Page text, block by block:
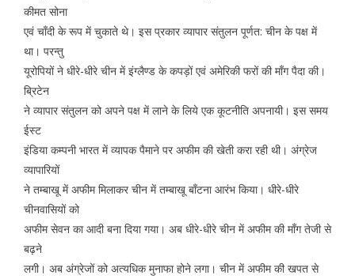
कीमत सोना
एवं चाँदी के रूप में चुकाते थे। इस प्रकार व्यापार संतुलन पूर्णत: चीन के पक्ष में
था। परन्तु
यूरोपियों ने धीरे-धीरे चीन में इंग्लैण्ड के कपड़ों एवं अमेरिकी फरों की माँग पैदा की।
ब्रिटेन
ने व्यापार संतुलन को अपने पक्ष में लाने के लिये एक कूटनीति अपनायी। इस समय
ईस्ट
इंडिया कम्पनी भारत में व्यापक पैमाने पर अफीम की खेती करा रही थी। अंग्रेज
व्यापारियों
ने तम्बाखू में अफीम मिलाकर चीन में तम्बाखू बाँटना आरंभ किया। धीरे-धीरे
चीनवासियों को
अफीम सेवन का आदी बना दिया गया। अब धीरे-धीरे चीन में अफीम की माँग तेजी से
बढ़ने
लगी। अब अंग्रेजों को अत्यधिक मुनाफा होने लगा। चीन में अफीम की खपत से